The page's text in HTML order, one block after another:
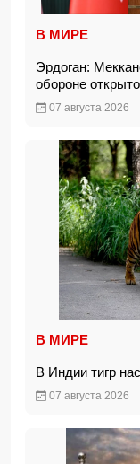
В МИРЕ
Эрдоган:
обороне
07 августа 2026
В МИРЕ
В Индии тигр
07 августа 2026